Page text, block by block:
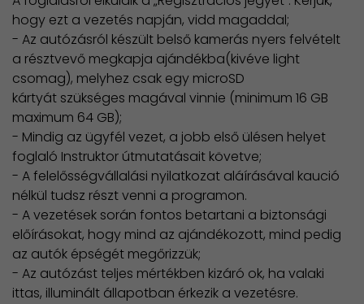
hogy ezt a vezetés napján, vidd magaddal;
- Az autózásról készült belső kamerás nyers felvételt
a résztvevő megkapja ajándékba(kivéve light
csomag), melyhez csak egy microSD
kártyát szükséges magával vinnie (minimum 16 GB
maximum 64 GB);
- Mindig az ügyfél vezet, a jobb első ülésen helyet
foglaló Instruktor útmutatásait követve;
- A felelősségvállalási nyilatkozat aláírásával kaució
nélkül tudsz részt venni a programon.
- A vezetések során fontos betartani a biztonsági
előírásokat, hogy mind az ajándékozott, mind pedig
az autók épségét megőrizzük;
- Az autózást teljes mértékben kizáró ok, ha valaki
ittas, illuminált állapotban érkezik a vezetésre.